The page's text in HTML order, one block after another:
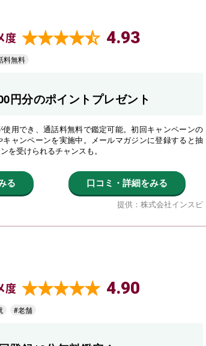
度 4.93
料無料
円分のポイントプレゼント
用でき、通話料無料で鑑定可能。初回キャンペーンの
ャンペーンを実施中。メールマガジンに登録すると抽
を受けられるチャンスも。
る 口コミ・詳細をみる
提供：株式会社インスピ
度 4.90
#老舗